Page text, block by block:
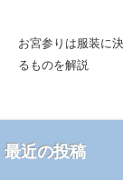
お宮参りは服装に
るものを解説
最近の投稿